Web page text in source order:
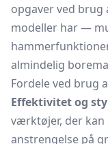
opgaver ved
modeller har —
almindelig
Fordele ved brug
Effektivitet og
værktøjer, der
anstrengelse på